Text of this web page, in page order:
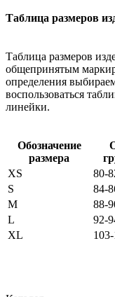
Таблица размеров
Таблица размеров
общепринятым
определения
воспользоваться
линейки.
Обозначение
размера
XS
80-
S
84-
M
88-
L
92-
XL